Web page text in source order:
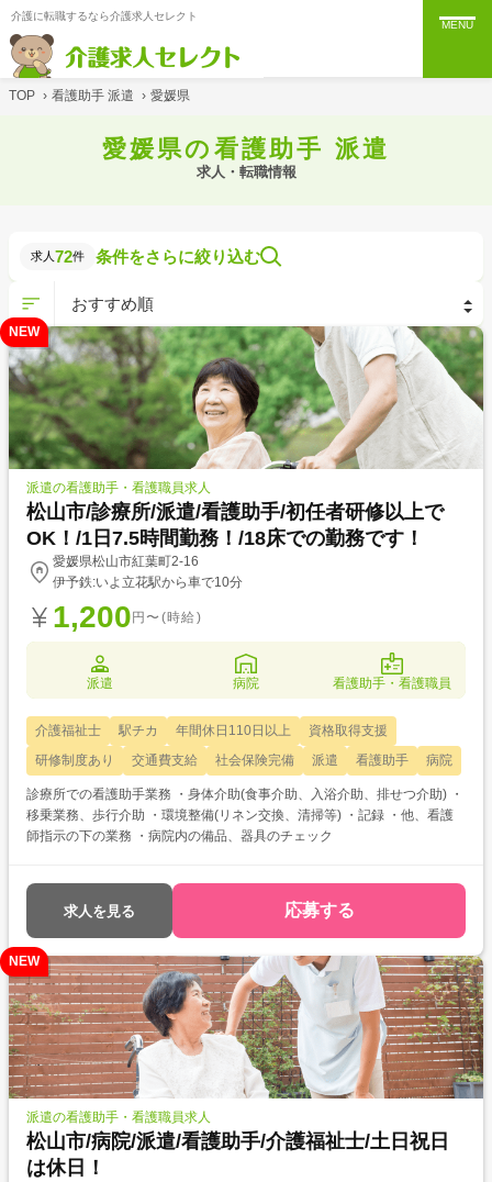
介護に転職するなら介護求人セレクト
MENU
TOP › 看護助手 派遣 › 愛媛県
愛媛県の看護助手 派遣
求人・転職情報
求人 72件 条件をさらに絞り込む
NEW
派遣の看護助手・看護職員求人
松山市/診療所/派遣/看護助手/初任者研修以上で
OK！/1日7.5時間勤務！/18床での勤務です！
愛媛県松山市紅葉町2-16
伊予鉄:いよ立花駅から車で10分
1,200 円〜(時給)
派遣 病院 看護助手・看護職員
介護福祉士 駅チカ 年間休日110日以上
資格取得支援
研修制度あり
交通費支給 社会保険完備 派遣 看護助手 病院
診療所での看護助手業務 ・身体介助(食事介助、入浴介助、排せつ介助) ・
移乗業務、歩行介助 ・環境整備(リネン交換、清掃等) ・記録 ・他、看護
師指示の下の業務 ・病院内の備品、器具のチェック
求人を見る 応募する
NEW
派遣の看護助手・看護職員求人
松山市/病院/派遣/看護助手/介護福祉士/土日祝日
は休日！